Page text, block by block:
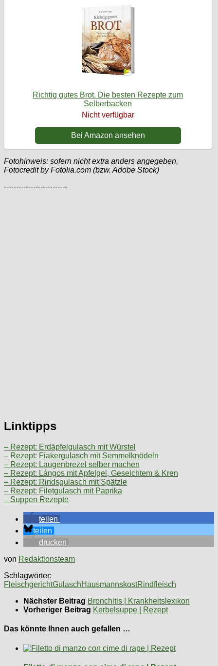
Richtig gutes Brot. Die besten Rezepte zum
Selberbacken
Nicht verfügbar
Bei Amazon ansehen
Fotohinweis: sofern nicht extra anders angegeben,
Fotocredit by Fotolia.com (bzw. Adobe Stock)
--------------------------
Linktipps
– Rezept: Erdäpfelgulasch mit Würstel
– Rezept: Fiakergulasch mit Semmelknödeln
– Rezept: Laugenbrezel selber machen
– Rezept: Lángos mit Apfelgel, Geselchtem & Kren
– Rezept: Rindsgulasch mit Spätzle
– Rezept: Filetgulasch mit Paprika
– Suppen Rezepte
teilen
teilen
drucken
von Redaktionsteam
Schlagwörter:
FleischgerichtGulaschHausmannskostRindfleisch
Nächster Beitrag Bronchitis | Krankheitslexikon
Vorheriger Beitrag Kerbelsuppe | Rezept
Das könnte Ihnen auch gefallen …